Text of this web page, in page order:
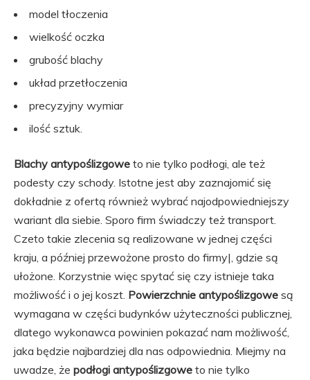
model tłoczenia
wielkość oczka
grubość blachy
układ przetłoczenia
precyzyjny wymiar
ilość sztuk.
Blachy antypoślizgowe to nie tylko podłogi, ale też
podesty czy schody. Istotne jest aby zaznajomić się
dokładnie z ofertą również wybrać najodpowiedniejszy
wariant dla siebie. Sporo firm świadczy też transport.
Czeto takie zlecenia są realizowane w jednej części
kraju, a później przewożone prosto do firmy|, gdzie są
ułożone. Korzystnie więc spytać się czy istnieje taka
możliwość i o jej koszt. Powierzchnie antypoślizgowe są
wymagana w części budynków użyteczności publicznej,
dlatego wykonawca powinien pokazać nam możliwość,
jaka będzie najbardziej dla nas odpowiednia. Miejmy na
uwadze, że podłogi antypoślizgowe to nie tylko